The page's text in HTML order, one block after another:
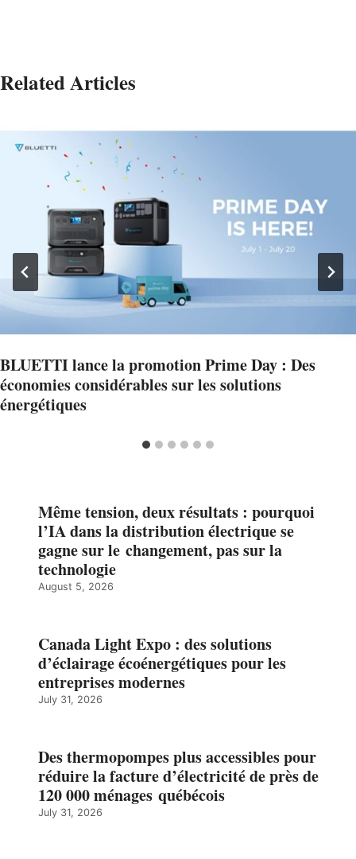
Related Articles
BLUETTI lance la promotion Prime Day : Des
économies considérables sur les solutions
énergétiques
Même tension, deux résultats : pourquoi
l’IA dans la distribution électrique se
gagne sur le changement, pas sur la
technologie
August 5, 2026
Canada Light Expo : des solutions
d’éclairage écoénergétiques pour les
entreprises modernes
July 31, 2026
Des thermopompes plus accessibles pour
réduire la facture d’électricité de près de
120 000 ménages québécois
July 31, 2026